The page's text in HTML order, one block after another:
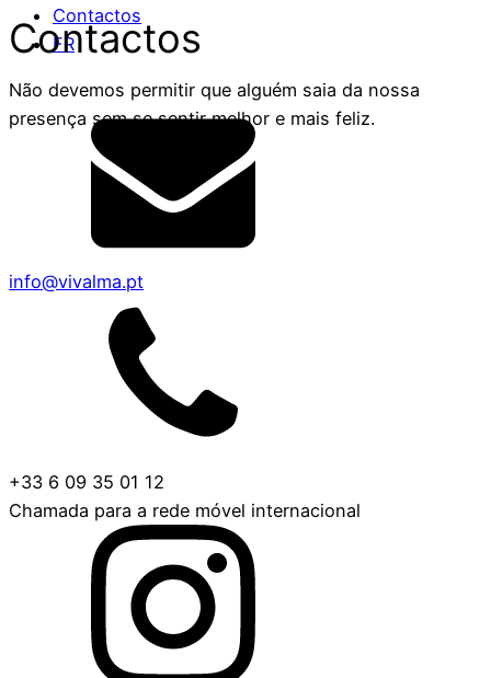
Contactos
FR
Não devemos permitir que alguém saia da nossa
presença sem se sentir melhor e mais feliz.
Contactos
info@vivalma.pt
+33 6 09 35 01 12
Chamada para a rede móvel internacional